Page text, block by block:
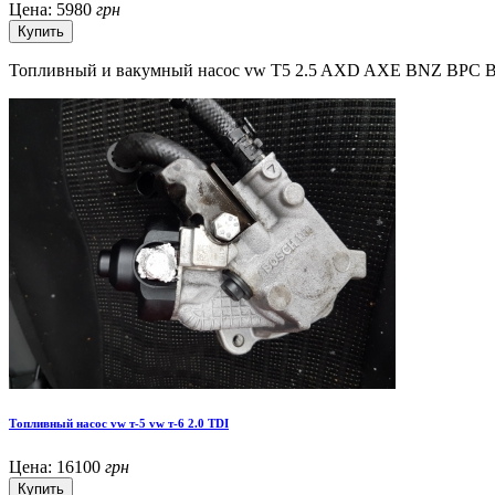
Цена: 5980 грн
Топливный и вакумный насос vw T5 2.5 AXD AXE BNZ BPC
Топливный насос vw т-5 vw т-6 2.0 TDI
Цена: 16100 грн